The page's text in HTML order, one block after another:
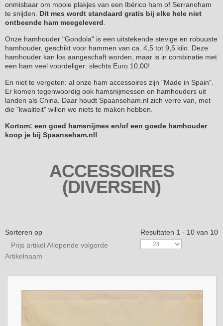
onmisbaar om mooie plakjes van een Ibérico ham of Serranoham
te snijden. Dit mes wordt standaard gratis bij elke hele niet
ontbeende ham meegeleverd
Onze hamhouder "Gondola" is een uitstekende stevige en robuuste
hamhouder, geschikt voor hammen van ca. 4,5 tot 9,5 kilo. Deze
hamhouder kan los aangeschaft worden, maar is in combinatie met
een ham veel voordeliger: slechts Euro 10,00!
En niet te vergeten: al onze ham accessoires zijn "Made in Spain".
Er komen tegenwoordig ook hamsnijmessen en hamhouders uit
landen als China. Daar houdt Spaanseham.nl zich verre van, met
die "kwaliteit" willen we niets te maken hebben.
Kortom: een goed hamsnijmes en/of een goede hamhouder
koop je bij Spaanseham.nl!
ACCESSOIRES
(DIVERSEN)
Sorteren op
Prijs artikel Aflopende volgorde
Artikelnaam
Resultaten 1 - 10 van 10